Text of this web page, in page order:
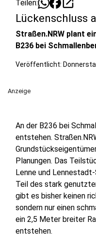
Teilen:
Lückenschluss
Straßen.NRW plant
B236 bei
Veröffentlicht:
Anzeige
An der B236 bei
entstehen.
Planungen. Das
Lenne und
Teil des stark
gibt es bisher keinen
sondern nur einen
ein 2,5 Meter breiter
entstehen.